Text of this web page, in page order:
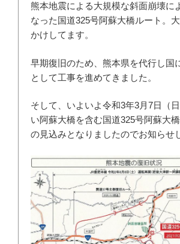
熊本地震による大規模な斜面崩壊に
なった国道325号阿蘇大橋ルート。
かけしてます。
早期復旧のため、熊本県を代行し国
として工事を進めてきました。
そして、いよいよ令和3年3月7日（
い阿蘇大橋を含む国道325号阿蘇大
の見込みとなりましたのでお知らせ